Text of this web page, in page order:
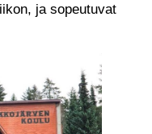
ja sopeutuvat